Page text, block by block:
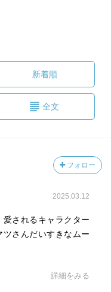
新着順
全文
フォロー
2025.03.12
されるキャラクター
さんだいすきなムー
詳細をみる